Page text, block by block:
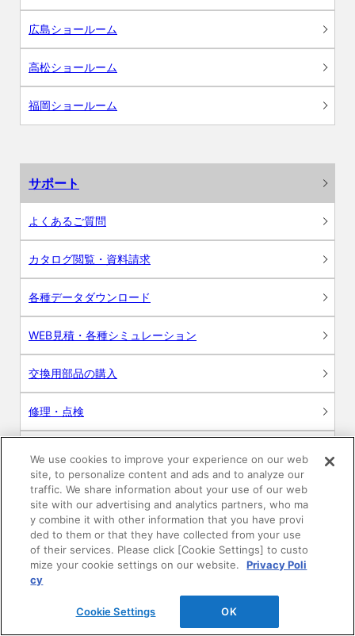
広島ショールーム
高松ショールーム
福岡ショールーム
サポート
よくあるご質問
カタログ閲覧・資料請求
各種データダウンロード
WEB見積・各種シミュレーション
交換用部品の購入
修理・点検
ログイン
建築・設計関係者様向けサイト
ユーザー登録サービス
We use cookies to improve your experience on our web
site, to personalize content and ads and to analyze our
traffic. We share information about your use of our web
site with our advertising and analytics partners, who ma
y combine it with other information that you have provi
ded to them or that they have collected from your use
of their services. Please click [Cookie Settings] to custo
mize your cookie settings on our website.
Privacy Poli
cy
Cookie Settings OK